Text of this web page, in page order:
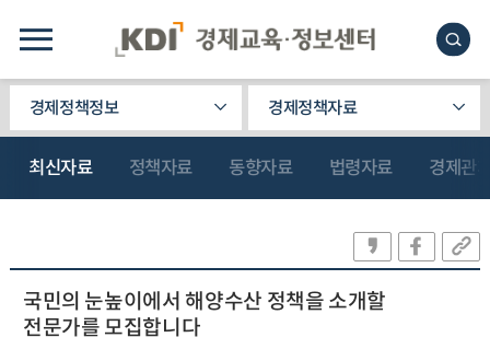
경제정책정보 경제정책자료
최신자료 정책자료 동향자료 법령자료 경제관
국민의 눈높이에서 해양수산 정책을 소개할
전문가를 모집합니다